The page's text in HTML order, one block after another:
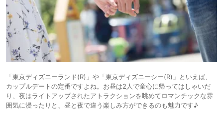
「東京ディズニーランド(R)」や「東京ディズニーシー(R)」といえば、
カップルデートの定番ですよね。お昼は2人で童心に帰ってはしゃいだ
り、夜はライトアップされたアトラクションを眺めてロマンチックな雰
囲気に浸ったりと、昼と夜で違う楽しみ方ができるのも魅力です♪